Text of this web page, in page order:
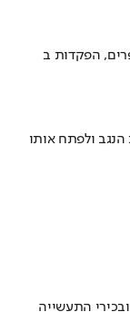
ולפתח אותו
התעשייה